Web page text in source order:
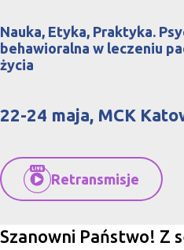
Nauka, Etyka, Praktyka.
behawioralna w leczeniu
życia
22-24 maja, MCK
Retransmisje
Szanowni Państwo! Z